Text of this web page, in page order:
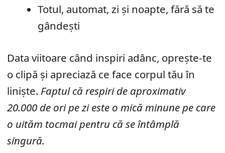
Totul, automat, zi și noapte, fără să te
gândești
Data viitoare când inspiri adânc, oprește-te
o clipă și apreciază ce face corpul tău în
liniște. Faptul că respiri de aproximativ
20.000 de ori pe zi este o mică minune pe care
o uităm tocmai pentru că se întâmplă
singură.